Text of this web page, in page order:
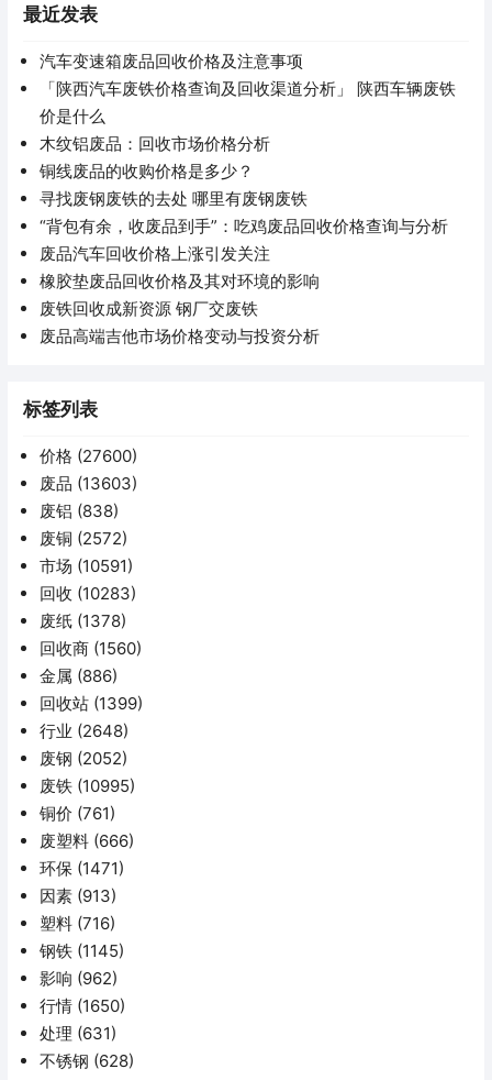
最近发表
汽车变速箱废品回收价格及注意事项
「陕西汽车废铁价格查询及回收渠道分析」 陕西车辆废铁
价是什么
木纹铝废品：回收市场价格分析
铜线废品的收购价格是多少？
寻找废钢废铁的去处 哪里有废钢废铁
“背包有余，收废品到手”：吃鸡废品回收价格查询与分析
废品汽车回收价格上涨引发关注
橡胶垫废品回收价格及其对环境的影响
废铁回收成新资源 钢厂交废铁
废品高端吉他市场价格变动与投资分析
标签列表
价格 (27600)
废品 (13603)
废铝 (838)
废铜 (2572)
市场 (10591)
回收 (10283)
废纸 (1378)
回收商 (1560)
金属 (886)
回收站 (1399)
行业 (2648)
废钢 (2052)
废铁 (10995)
铜价 (761)
废塑料 (666)
环保 (1471)
因素 (913)
塑料 (716)
钢铁 (1145)
影响 (962)
行情 (1650)
处理 (631)
不锈钢 (628)